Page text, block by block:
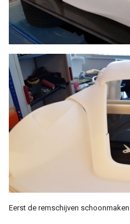
Eerst de remschijven